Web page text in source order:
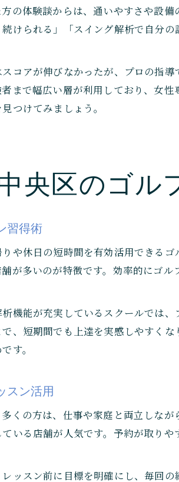
の体験談からは、通いやすさや設
けられる」「スイング解析で自分
コアが伸びなかったが、プロの指
まで幅広い層が利用しており、女
つけてみましょう。
央区のゴル
習得術
や休日の短時間を有効活用できる
が多いのが特徴です。効率的にゴ
機能が充実しているスクールでは
、短期間でも上達を実感しやすく
す。
スン活用
くの方は、仕事や家庭と両立しな
いる店舗が人気です。予約が取り
ッスン前に目標を明確にし、毎回